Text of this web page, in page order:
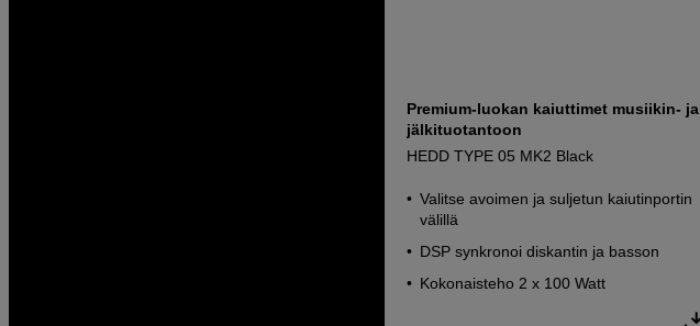
Premium-luokan kaiuttimet musiikin- ja
jälkituotantoon
HEDD TYPE 05 MK2 Black
Valitse avoimen ja suljetun kaiutinportin
välillä
DSP synkronoi diskantin ja basson
Kokonaisteho 2 x 100 Watt